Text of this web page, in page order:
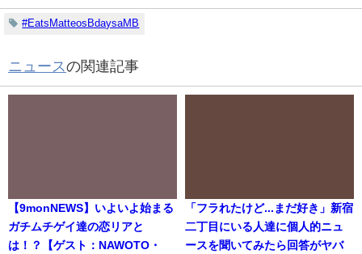
#EatsMatteosBdaysaMB
ニュースの関連記事
【9monNEWS】いよいよ始まる
ガチムチゲイ達の恋リアと
は！？【ゲスト：NAWOTO・
「フラれたけど...まだ好き」新宿
二丁目にいる人達に個人的ニュ
ースを聞いてみたら回答がヤバ